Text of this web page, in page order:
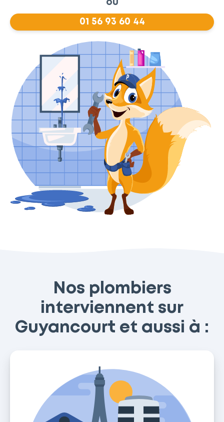
ou
01 56 93 60 44
Nos plombiers
interviennent sur
Guyancourt et aussi à :